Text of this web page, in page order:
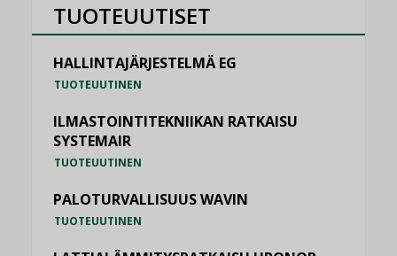
TUOTEUUTISET
HALLINTAJÄRJESTELMÄ EG
TUOTEUUTINEN
ILMASTOINTITEKNIIKAN RATKAISU
SYSTEMAIR
TUOTEUUTINEN
PALOTURVALLISUUS WAVIN
TUOTEUUTINEN